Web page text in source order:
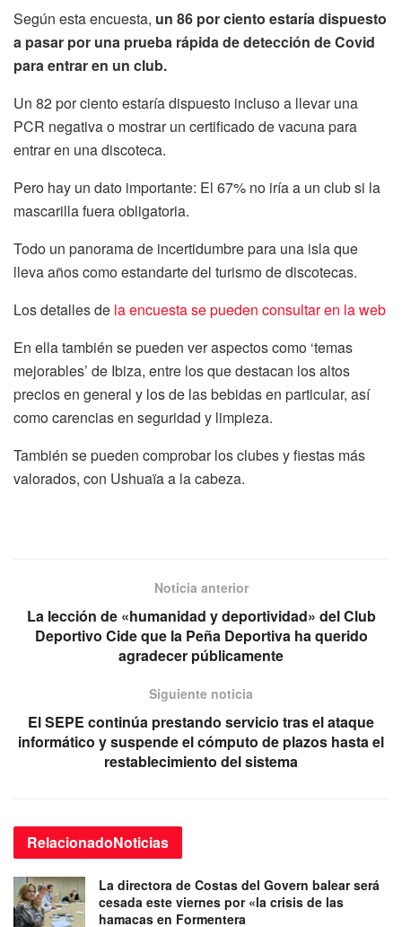
Según esta encuesta, un 86 por ciento estaría dispuesto
a pasar por una prueba rápida de detección de Covid
para entrar en un club.
Un 82 por ciento estaría dispuesto incluso a llevar una
PCR negativa o mostrar un certificado de vacuna para
entrar en una discoteca.
Pero hay un dato importante: El 67% no iría a un club si la
mascarilla fuera obligatoria.
Todo un panorama de incertidumbre para una isla que
lleva años como estandarte del turismo de discotecas.
Los detalles de la encuesta se pueden consultar en la web
En ella también se pueden ver aspectos como ‘temas
mejorables’ de Ibiza, entre los que destacan los altos
precios en general y los de las bebidas en particular, así
como carencias en seguridad y limpieza.
También se pueden comprobar los clubes y fiestas más
valorados, con Ushuaïa a la cabeza.
Noticia anterior
La lección de «humanidad y deportividad» del Club
Deportivo Cide que la Peña Deportiva ha querido
agradecer públicamente
Siguiente noticia
El SEPE continúa prestando servicio tras el ataque
informático y suspende el cómputo de plazos hasta el
restablecimiento del sistema
RelacionadoNoticias
La directora de Costas del Govern balear será
cesada este viernes por «la crisis de las
hamacas en Formentera